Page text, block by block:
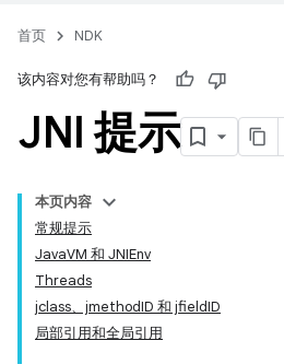
首页 NDK
该内容对您有帮助吗？
JNI 提示
本页内容
常规提示
JavaVM 和 JNIEnv
Threads
jclass、jmethodID 和 jfieldID
局部引用和全局引用